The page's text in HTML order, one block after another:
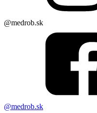
@medrob.sk
@medrob.sk